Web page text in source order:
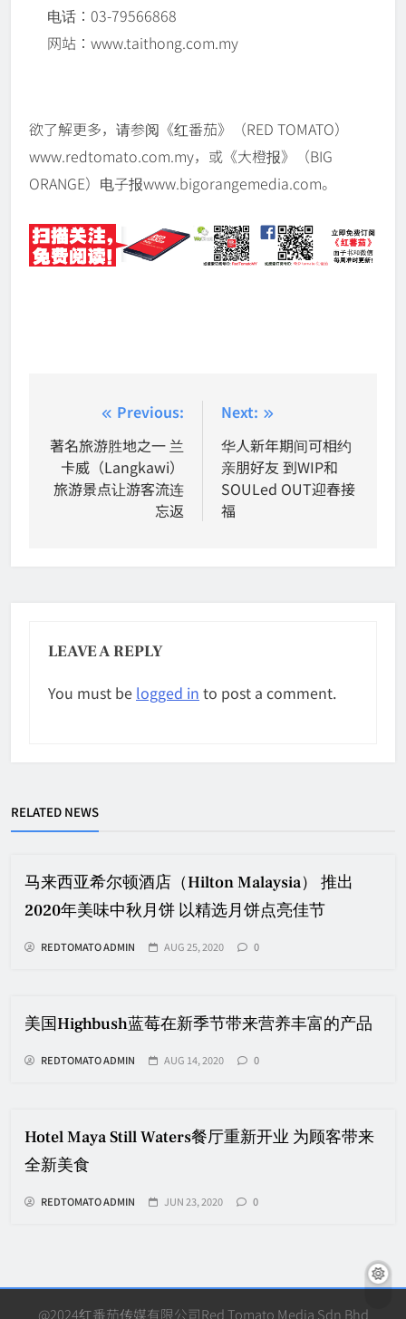
电话：03-79566868
网站：www.taithong.com.my
欲了解更多，请参阅《红番茄》（RED TOMATO）
www.redtomato.com.my，或《大橙报》（BIG
ORANGE）电子报www.bigorangemedia.com。
navigation
Previous:
著名旅游胜地之一 兰
卡威（Langkawi）
旅游景点让游客流连
忘返
Next:
华人新年期间可相约
亲朋好友 到WIP和
SOULed OUT迎春接
福
LEAVE A REPLY
You must be logged in to post a comment.
RELATED NEWS
马来西亚希尔顿酒店（Hilton Malaysia） 推出
2020年美味中秋月饼 以精选月饼点亮佳节
REDTOMATO ADMIN AUG 25, 2020 0
美国Highbush蓝莓在新季节带来营养丰富的产品
REDTOMATO ADMIN AUG 14, 2020 0
Hotel Maya Still Waters餐厅重新开业 为顾客带来
全新美食
REDTOMATO ADMIN JUN 23, 2020 0
@2024红番茄传媒有限公司Red Tomato Media Sdn Bhd